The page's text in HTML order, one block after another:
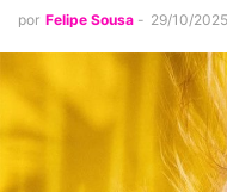
por Felipe Sousa - 29/10/2025